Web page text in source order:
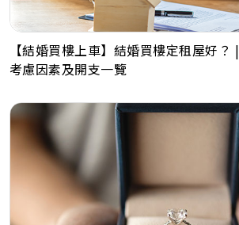
【結婚買樓上車】結婚買樓定租屋好
考慮因素及開支一覽